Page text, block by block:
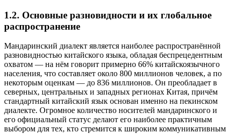
1.2. Основные разновидности и их глобальное
распространение
Мандаринский диалект является наиболее распространённой
разновидностью китайского языка, обладая беспрецедентным
охватом — на нём говорит примерно 66% китайскоязычного
населения, что составляет около 800 миллионов человек, а по
некоторым оценкам — до 836 миллионов. Он преобладает в
северных, центральных и западных регионах Китая, причём
стандартный китайский язык основан именно на пекинском
диалекте. Огромное количество носителей мандаринского и
его официальный статус делают его наиболее практичным
выбором для тех, кто стремится к широким коммуникативным